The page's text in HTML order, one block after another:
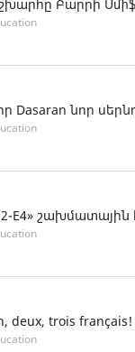
Բարրի
Dasaran նոր
E4» շախմատային
deux, trois français!